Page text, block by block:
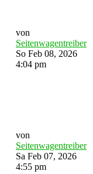
von
Seitenwagentreiber
So Feb 08, 2026
4:04 pm
von
Seitenwagentreiber
Sa Feb 07, 2026
4:55 pm